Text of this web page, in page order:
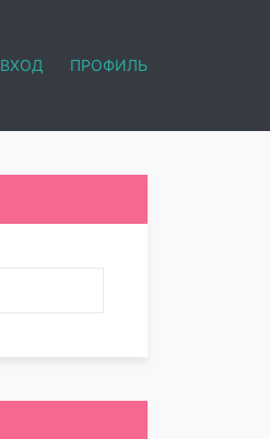
ВХОД ПРОФИЛЬ